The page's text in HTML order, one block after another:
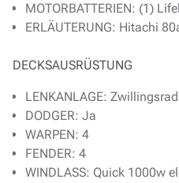
MOTORBATTERIEN: (1)
ERLÄUTERUNG: Hitachi
DECKSAUSRÜSTUNG
LENKANLAGE: Zwillingsrad
DODGER: Ja
WARPEN: 4
FENDER: 4
WINDLASS: Quick 1000w